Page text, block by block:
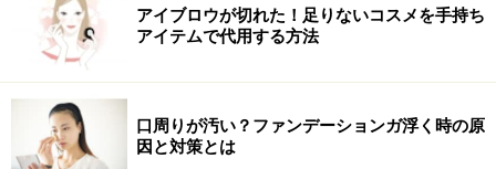
は、1日3回からスタートしてみましょう。
ます。
アイブロウが切れた！足りないコスメを手持ち
アイテムで代用する方法
口周りが汚い？ファンデーションガ浮く時の原
因と対策とは